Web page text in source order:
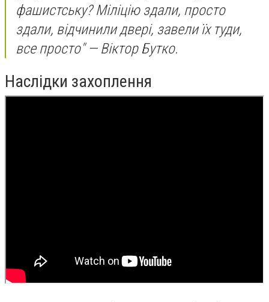
фашистську? Міліцію здали, просто
здали, відчинили двері, завели їх туди,
все просто" — Віктор Бутко.
Наслідки захоплення